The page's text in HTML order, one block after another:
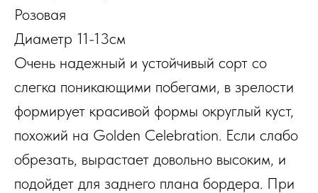
Розовая
Диаметр 11-13см
Очень надежный и устойчивый сорт со
слегка поникающими побегами, в зрелости
формирует красивой формы округлый куст,
похожий на Golden Celebration. Если слабо
обрезать, вырастает довольно высоким, и
подойдет для заднего плана бордера. При